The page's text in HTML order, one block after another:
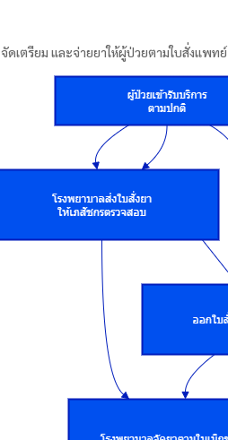
ดเตรียม และจ่ายยาให้ผู้ป่วยตามใบสั่งแพทย์